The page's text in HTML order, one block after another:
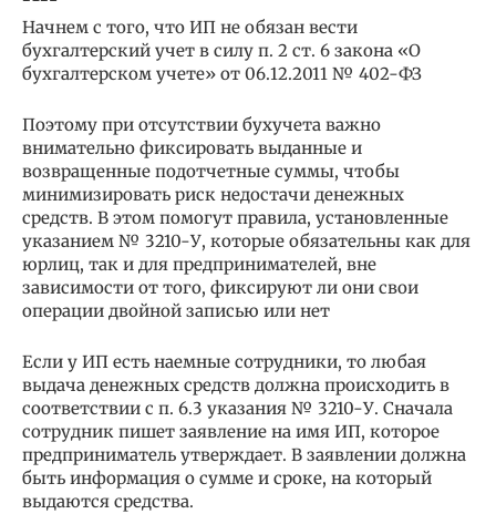
Начнем с того, что ИП не обязан вести
бухгалтерский учет в силу п. 2 ст. 6 закона «О
бухгалтерском учете» от 06.12.2011 № 402-ФЗ
Поэтому при отсутствии бухучета важно
внимательно фиксировать выданные и
возвращенные подотчетные суммы, чтобы
минимизировать риск недостачи денежных
средств. В этом помогут правила, установленные
указанием № 3210-У, которые обязательны как для
юрлиц, так и для предпринимателей, вне
зависимости от того, фиксируют ли они свои
операции двойной записью или нет
Если у ИП есть наемные сотрудники, то любая
выдача денежных средств должна происходить в
соответствии с п. 6.3 указания № 3210-У. Сначала
сотрудник пишет заявление на имя ИП, которое
предприниматель утверждает. В заявлении должна
быть информация о сумме и сроке, на который
выдаются средства.